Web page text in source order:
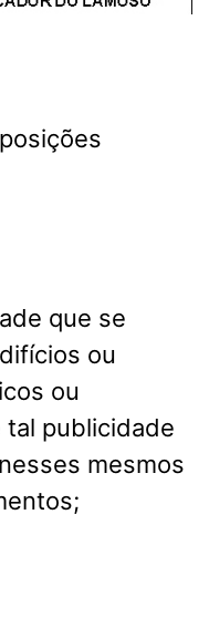
que se
ou
ou
publicidade
mesmos